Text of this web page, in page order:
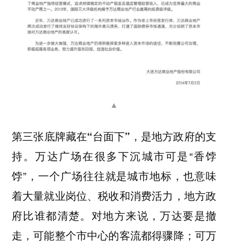
▲
第三张底牌藏在“台面下”，是地方政府的支
持。万达广场在很多下沉城市可是“香饽
饽”，一个广场往往就是城市地标，也意味
着大量就业岗位、税收和消费活力，地方政
府比谁都清楚。对地方来说，万达要是撤
走，可能整个市中心的客流都得骤降；可万